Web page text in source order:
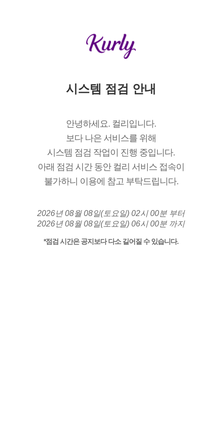
시스템 점검 안내
안녕하세요. 컬리입니다.
보다 나은 서비스를 위해
시스템 점검 작업이 진행 중입니다.
아래 점검 시간 동안 컬리 서비스 접속이
불가하니 이용에 참고 부탁드립니다.
2026년 08월 08일(토요일) 02시 00분 부터
2026년 08월 08일(토요일) 06시 00분 까지
*점검 시간은 공지보다 다소 길어질 수 있습니다.